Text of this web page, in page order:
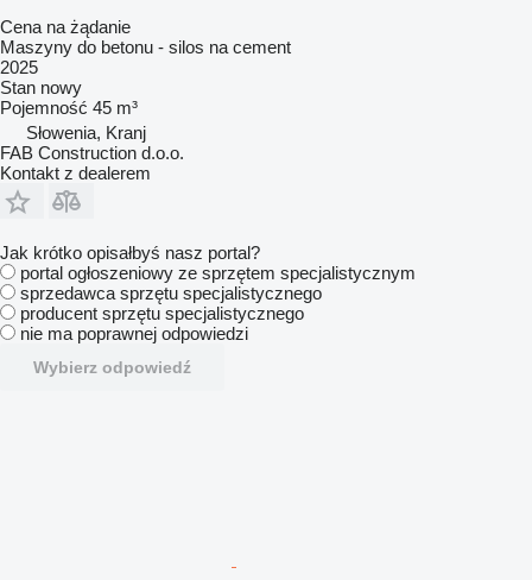
Cena na żądanie
Maszyny do betonu - silos na cement
2025
Stan nowy
Pojemność 45 m³
Słowenia, Kranj
FAB Construction d.o.o.
Kontakt z dealerem
Jak krótko opisałbyś nasz portal?
portal ogłoszeniowy ze sprzętem specjalistycznym
sprzedawca sprzętu specjalistycznego
producent sprzętu specjalistycznego
nie ma poprawnej odpowiedzi
Wybierz odpowiedź